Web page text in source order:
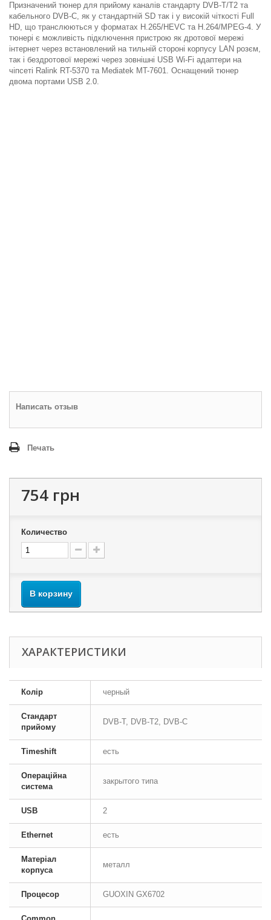
Призначений тюнер для прийому каналів стандарту DVB-T/T2 та
кабельного DVB-C, як у стандартній SD так і у високій чіткості Full
HD, що транслюються у форматах H.265/HEVC та H.264/MPEG-4. У
тюнері є можливість підключення пристрою як дротової мережі
інтернет через встановлений на тильній стороні корпусу LAN розєм,
так і бездротової мережі через зовнішні USB Wi-Fi адаптери на
чіпсеті Ralink RT-5370 та Mediatek MT-7601. Оснащений тюнер
двома портами USB 2.0.
Написать отзыв
Печать
754 грн
Количество
В корзину
ХАРАКТЕРИСТИКИ
Колір черный
Стандарт
прийому
DVB-T, DVB-T2, DVB-C
Timeshift есть
Операційна
система
закрытого типа
USB 2
Ethernet есть
Матеріал
корпуса
металл
Процесор GUOXIN GX6702